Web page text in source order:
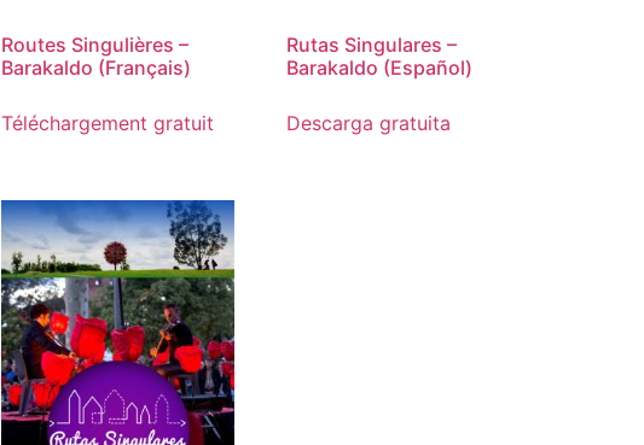
Routes Singulières –
Barakaldo (Français)
Téléchargement gratuit
Rutas Singulares –
Barakaldo (Español)
Descarga gratuita